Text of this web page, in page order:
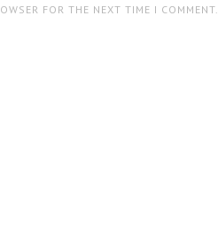
FOR THE NEXT TIME I COMMENT.